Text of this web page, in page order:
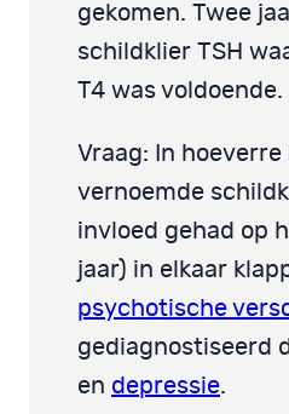
gekomen. Twee
schildklier TSH
T4 was voldoende.
Vraag: In
vernoemde
invloed gehad op
jaar) in elkaar
psychotische
gediagnostiseerd
en depressie.